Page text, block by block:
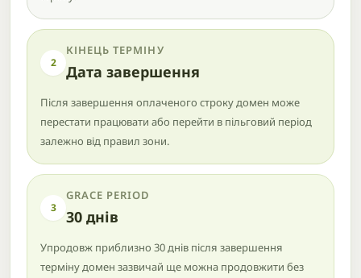
2
КІНЕЦЬ ТЕРМІНУ
Дата завершення
Після завершення оплаченого строку домен може
перестати працювати або перейти в пільговий період
залежно від правил зони.
3
GRACE PERIOD
30 днів
Упродовж приблизно 30 днів після завершення
терміну домен зазвичай ще можна продовжити без